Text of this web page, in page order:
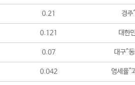
0.21 경주
0.121 대한
0.07 대구^
0.042 영세율^